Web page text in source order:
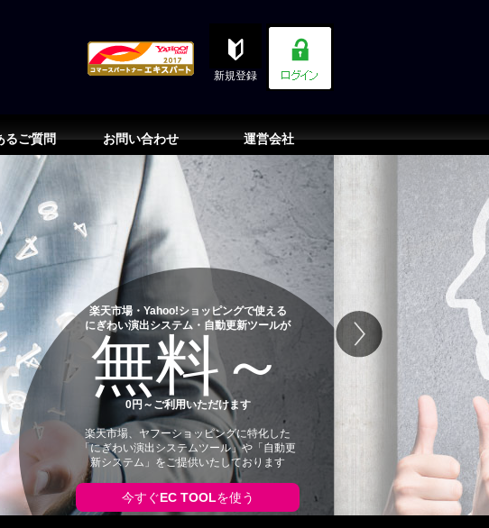
新規登録
るご質問 お問い合わせ 運営会社
楽天市場・Yahoo!ショッピングで使える
にぎわい演出システム・自動更新ツールが
無料～
0円～ご利用いただけます
楽天市場、ヤフーショッピングに特化した
「にぎわい演出システムツール」や「自動更
新システム」をご提供いたしております
今すぐEC TOOLを使う